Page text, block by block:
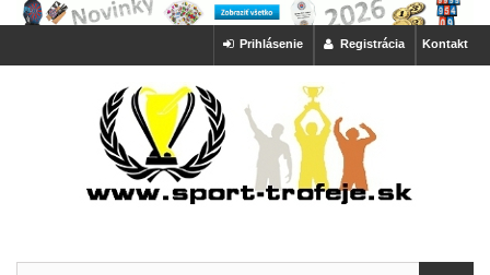
Kontakt
Registrácia
Prihlásenie